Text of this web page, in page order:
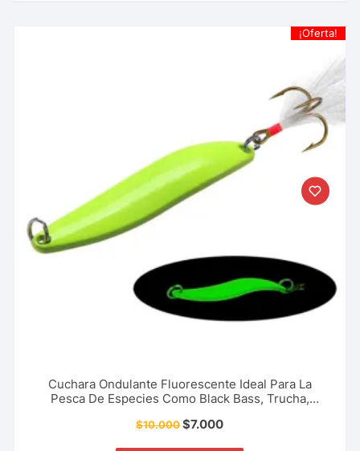
¡Oferta!
Cuchara Ondulante Fluorescente Ideal Para La
Pesca De Especies Como Black Bass, Trucha,
$10.000$7.000